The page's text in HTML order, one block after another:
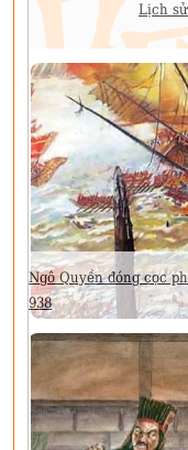
Lịch
Ngô Quyền đóng cọc
938